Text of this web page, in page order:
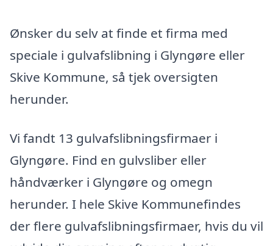
Ønsker du selv at finde et firma med
speciale i gulvafslibning i Glyngøre eller
Skive Kommune, så tjek oversigten
herunder.
Vi fandt 13 gulvafslibningsfirmaer i
Glyngøre. Find en gulvsliber eller
håndværker i Glyngøre og omegn
herunder. I hele Skive Kommunefindes
der flere gulvafslibningsfirmaer, hvis du vil